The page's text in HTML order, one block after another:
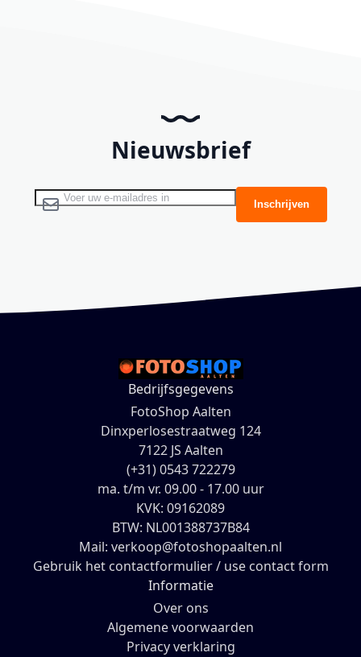
Nieuwsbrief
Abonneer u op onze nieuwsbrief Inschrijven
Bedrijfsgegevens
FotoShop Aalten
Dinxperlosestraatweg 124
7122 JS Aalten
(+31) 0543 722279
ma. t/m vr. 09.00 - 17.00 uur
KVK: 09162089
BTW: NL001388737B84
Mail: verkoop@fotoshopaalten.nl
Gebruik het contactformulier / use contact form
Informatie
Over ons
Algemene voorwaarden
Privacy verklaring